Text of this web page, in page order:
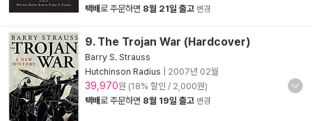
택배로 주문하면 8월 21일 출고 변경
9. The Trojan War (Hardcover)
Barry S. Strauss
Hutchinson Radius
2007년 02월
39,970원 (18% 할인 / 2,000원)
택배로 주문하면 8월 19일 출고 변경